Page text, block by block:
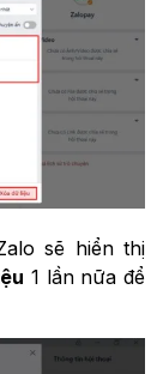
sẽ hiển thị
1 lần nữa để